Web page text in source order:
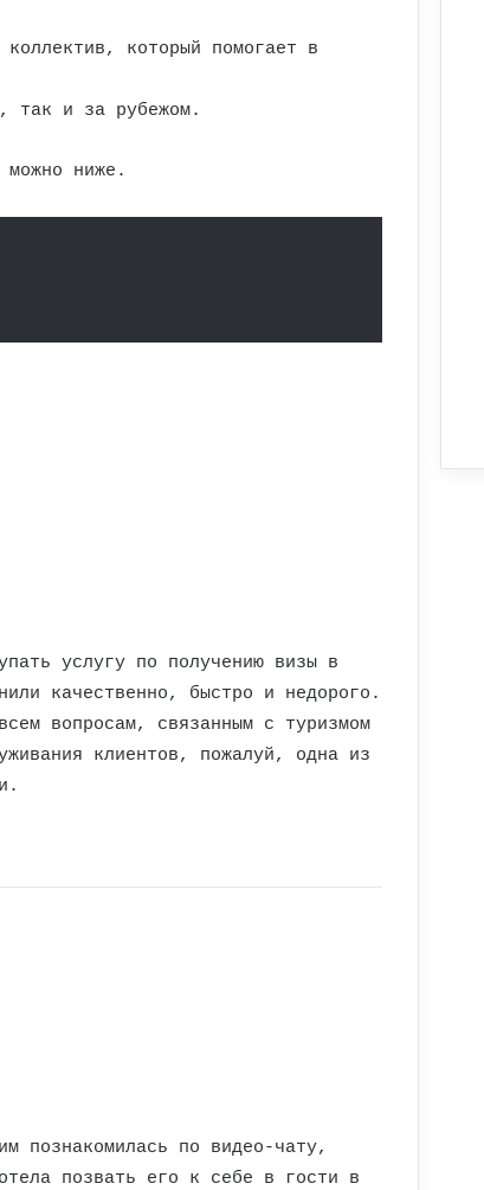
который помогает в
так и за рубежом.
ниже.
услугу по получению визы в
качественно, быстро и недорого.
вопросам, связанным с туризмом
клиентов, пожалуй, одна из
познакомилась по видео-чату,
позвать его к себе в гости в